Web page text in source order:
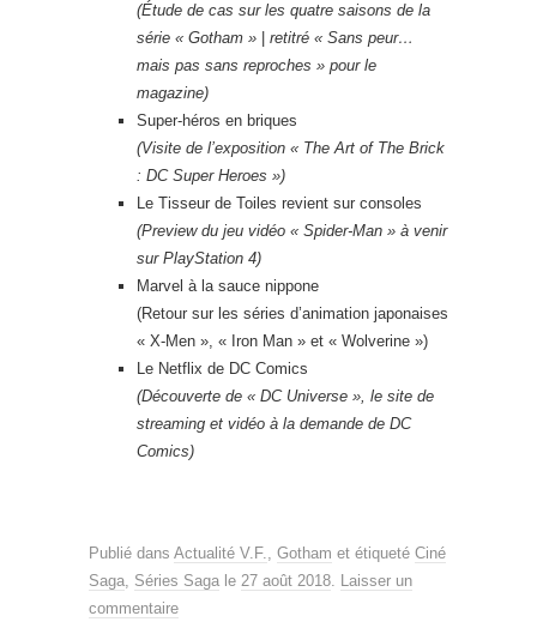
(Étude de cas sur les quatre saisons de la
série « Gotham »
retitré « Sans peur…
mais pas sans reproches » pour le
magazine)
Super-héros en briques
(Visite de l’exposition « The Art of The Brick
: DC Super Heroes »)
Le Tisseur de Toiles revient sur consoles
(Preview du jeu vidéo « Spider-Man » à venir
sur PlayStation 4)
Marvel à la sauce nippone
(Retour sur les séries d’animation japonaises
« X-Men », « Iron Man » et « Wolverine »)
Le Netflix de DC Comics
(Découverte de « DC Universe », le site de
streaming et vidéo à la demande de DC
Comics)
Publié dans Actualité V.F., Gotham et étiqueté Ciné
Saga, Séries Saga le 27 août 2018. Laisser un
commentaire